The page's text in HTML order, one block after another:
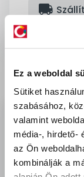
Ez a weboldal
Sütiket
szabásához,
valamint
média-, hirdető-
az Ön
kombinálják a
delivery
A takarófólia/
kombinációja